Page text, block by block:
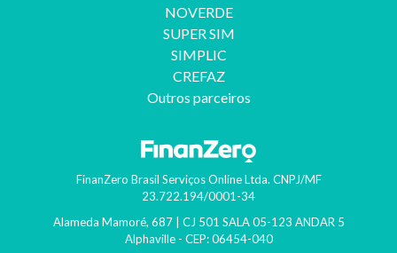
13º salário: Como fica o pagamento com as reduções?
Com ajustes do governo devido à crise este benefício está incerto.
Continuar lendo >
NOVERDE
SUPER SIM
SIMPLIC
CREFAZ
Outros parceiros
FinanZero Brasil Serviços Online Ltda. CNPJ/MF
23.722.194/0001-34
Alameda Mamoré, 687 | CJ 501 SALA 05-123 ANDAR 5
Alphaville- CEP: 06454-040